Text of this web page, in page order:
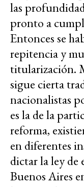
las
pronto a
Entonces se
repitencia y
titularización.
sigue cierta
nacionalistas
es la de la
reforma,
en diferentes
dictar la ley de
Buenos Aires